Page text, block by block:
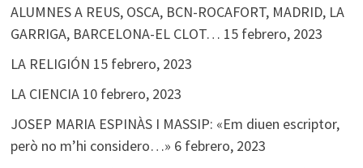
ALUMNES A REUS, OSCA, BCN-ROCAFORT, MADRID, LA
GARRIGA, BARCELONA-EL CLOT… 15 febrero, 2023
LA RELIGIÓN 15 febrero, 2023
LA CIENCIA 10 febrero, 2023
JOSEP MARIA ESPINÀS I MASSIP: «Em diuen escriptor,
però no m’hi considero…» 6 febrero, 2023